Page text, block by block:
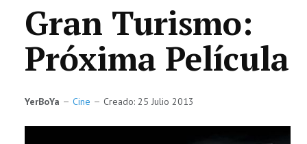
CINE
SERIES
JUEGOS
Gran Turismo:
Próxima Película
YerBoYa Cine Creado: 25 Julio 2013